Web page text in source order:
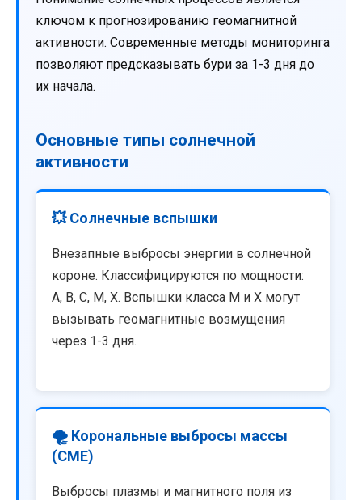
ключом к прогнозированию геомагнитной
активности. Современные методы мониторинга
позволяют предсказывать бури за 1-3 дня до
их начала.
Основные типы солнечной
активности
💥 Солнечные вспышки
Внезапные выбросы энергии в солнечной
короне. Классифицируются по мощности:
A, B, C, M, X. Вспышки класса M и X могут
вызывать геомагнитные возмущения
через 1-3 дня.
🌪️ Корональные выбросы массы
(CME)
Выбросы плазмы и магнитного поля из